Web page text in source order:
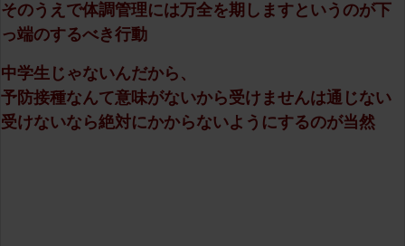
そのうえで体調管理には万全を期しますというのが下
っ端のするべき行動
中学生じゃないんだから、
予防接種なんて意味がないから受けませんは通じない
受けないなら絶対にかからないようにするのが当然